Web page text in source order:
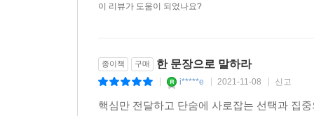
이 리뷰가 도움이 되었나요?
종이책 구매 한 문장으로 말하라
i*****e 2021-11-08 신고
핵심만 전달하고 단숨에 사로잡는 선택과 집